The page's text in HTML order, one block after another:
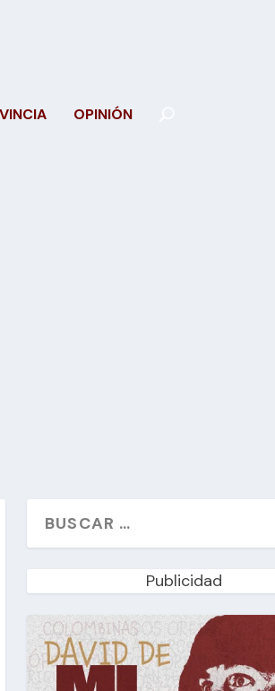
OPINIÓN
Publicidad